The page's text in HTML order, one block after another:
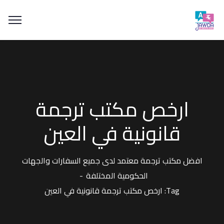
ارخص مكتب ترجمة
قانونية في العين
افضل مكتب ترجمة معتمد لدى جميع السفارات والجهات
الحكومية المختلفة
Tag: ارخص مكتب ترجمة قانونية في العين